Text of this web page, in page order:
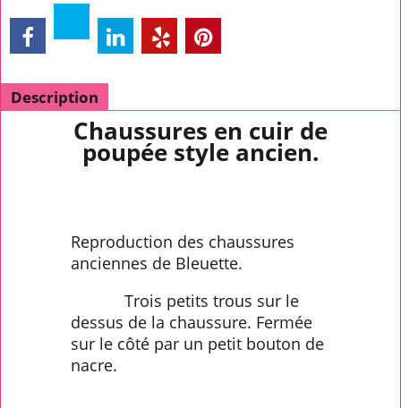
Description
Chaussures en cuir de
poupée style ancien.
Reproduction des chaussures
anciennes de Bleuette.
Trois petits trous sur le
dessus de la chaussure. Fermée
sur le côté par un petit bouton de
nacre.